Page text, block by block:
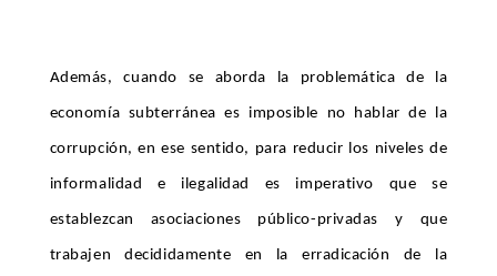
Además, cuando se aborda la problemática de la
economía subterránea es imposible no hablar de la
corrupción, en ese sentido, para reducir los niveles de
informalidad e ilegalidad es imperativo que se
establezcan asociaciones público-privadas y que
trabajen decididamente en la erradicación de la